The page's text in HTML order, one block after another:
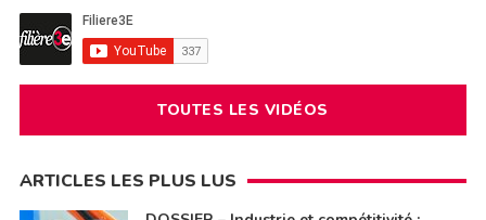
TOUTES LES VIDÉOS
ARTICLES LES PLUS LUS